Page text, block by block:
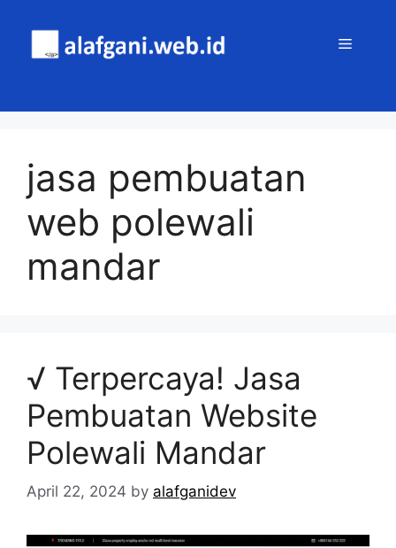
content
MENU
jasa pembuatan
web polewali
mandar
√ Terpercaya! Jasa
Pembuatan Website
Polewali Mandar
April 22, 2024 by alafganidev